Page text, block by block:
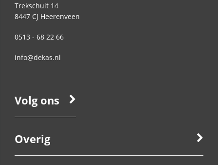
Trekschuit 14
8447 CJ Heerenveen
0513 - 68 22 66
info@dekas.nl
Volg ons
Overig